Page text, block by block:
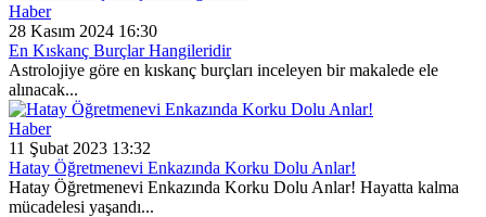
Haber
28 Kasım 2024 16:30
En Kıskanç Burçlar Hangileridir
Astrolojiye göre en kıskanç burçları inceleyen bir makalede ele
alınacak...
Haber
11 Şubat 2023 13:32
Hatay Öğretmenevi Enkazında Korku Dolu Anlar!
Hatay Öğretmenevi Enkazında Korku Dolu Anlar! Hayatta kalma
mücadelesi yaşandı...